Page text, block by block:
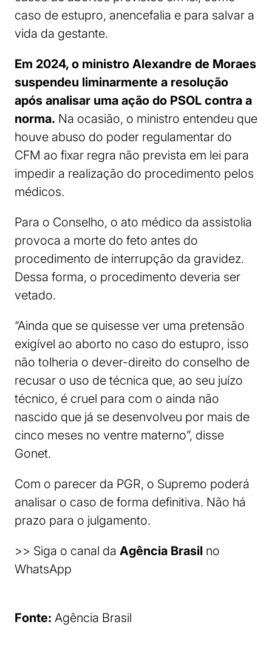
caso de estupro, anencefalia e para salvar a
vida da gestante.
Em 2024, o ministro Alexandre de Moraes
suspendeu liminarmente a resolução
após analisar uma ação do PSOL contra a
norma. Na ocasião, o ministro entendeu que
houve abuso do poder regulamentar do
CFM ao fixar regra não prevista em lei para
impedir a realização do procedimento pelos
médicos.
Para o Conselho, o ato médico da assistolia
provoca a morte do feto antes do
procedimento de interrupção da gravidez.
Dessa forma, o procedimento deveria ser
vetado.
“Ainda que se quisesse ver uma pretensão
exigível ao aborto no caso do estupro, isso
não tolheria o dever-direito do conselho de
recusar o uso de técnica que, ao seu juízo
técnico, é cruel para com o ainda não
nascido que já se desenvolveu por mais de
cinco meses no ventre materno”, disse
Gonet.
Com o parecer da PGR, o Supremo poderá
analisar o caso de forma definitiva. Não há
prazo para o julgamento.
>> Siga o canal da Agência Brasil no
WhatsApp
Fonte: Agência Brasil